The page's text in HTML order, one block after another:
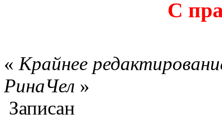
С
« Крайнее
РинаЧел »
Записан